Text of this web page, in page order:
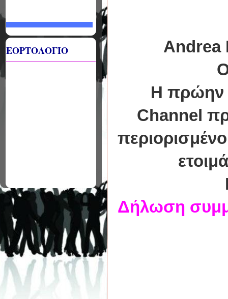
Andrea
Η πρώην
Channel
Δήλωση
ΕΟΡΤΟΛΟΓΙΟ